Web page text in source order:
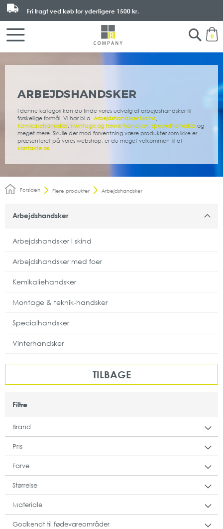
0
Fri fragt ved køb for yderligere 1500 kr.
Search
ARBEJDSHANDSKER
I denne kategori kan du finde vores udvalg af arbejdshandsker til
forskellige formål. Vi har bl.a. Arbejdshandsker i skind
Kemikaliehandsker, Montage og teknik-handsker, Specialhandskerog
meget mere. Skulle der mod forventning være produkter som ikke er
præsenteret på vores webshop, er du meget velkommen til at
kontakte os.
Forsiden Flere produkter Arbejdshandsker
Arbejdshandsker
Arbejdshandsker i skind
Arbejdshandsker med foer
Kemikaliehandsker
Montage & teknik-handsker
Specialhandsker
Vinterhandsker
TILBAGE
Filtre
Brand
Pris
Farve
Størrelse
Materiale
Godkendt til fødevareområder